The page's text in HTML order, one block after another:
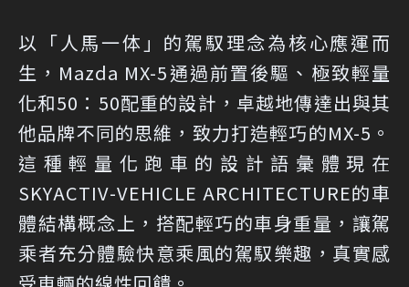
以「人馬一体」的駕馭理念為核心應運而
生，Mazda MX-5通過前置後驅、極致輕量
化和50：50配重的設計，卓越地傳達出與其
他品牌不同的思維，致力打造輕巧的MX-5。
這種輕量化跑車的設計語彙體現在
SKYACTIV-VEHICLE ARCHITECTURE的車
體結構概念上，搭配輕巧的車身重量，讓駕
乘者充分體驗快意乘風的駕馭樂趣，真實感